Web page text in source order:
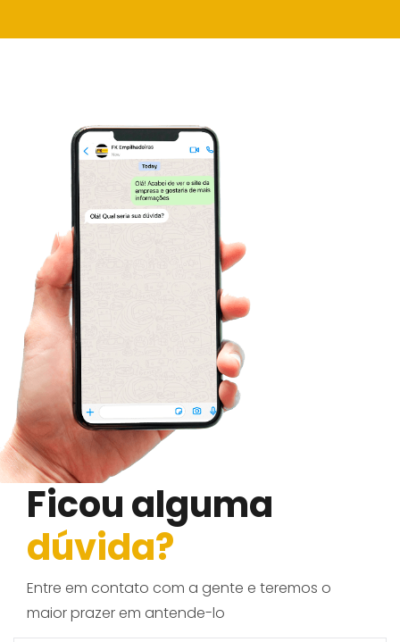
Ficou alguma
dúvida?
Entre em contato com a gente e teremos o
maior prazer em antende-lo